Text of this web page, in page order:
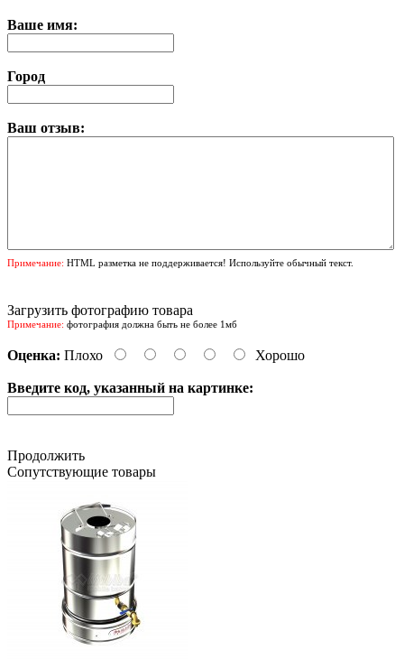
Ваше имя:
Город
Ваш отзыв:
Примечание: HTML разметка не поддерживается! Используйте обычный текст.
Загрузить фотографию товара
Примечание: фотография должна быть не более 1мб
Оценка: Плохо Хорошо
Введите код, указанный на картинке:
Продолжить
Сопутствующие товары